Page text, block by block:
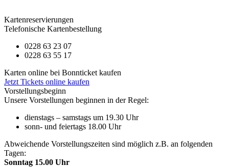
Kartenreservierungen
Telefonische Kartenbestellung
0228 63 23 07
0228 63 55 17
Karten online bei Bonnticket kaufen
Jetzt Tickets online kaufen
Vorstellungsbeginn
Unsere Vorstellungen beginnen in der Regel:
dienstags – samstags um 19.30 Uhr
sonn- und feiertags 18.00 Uhr
Abweichende Vorstellungszeiten sind möglich z.B. an folgenden
Tagen:
Sonntag 15.00 Uhr